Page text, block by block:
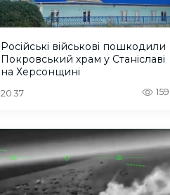
Російські військові пошкодили
Покровський храм у Станіславі
на Херсонщині
20:37 159